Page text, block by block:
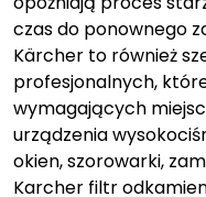
czas do ponownego
Kärcher to również
profesjonalnych,
wymagających
urządzenia
okien, szorowarki,
Karcher filtr